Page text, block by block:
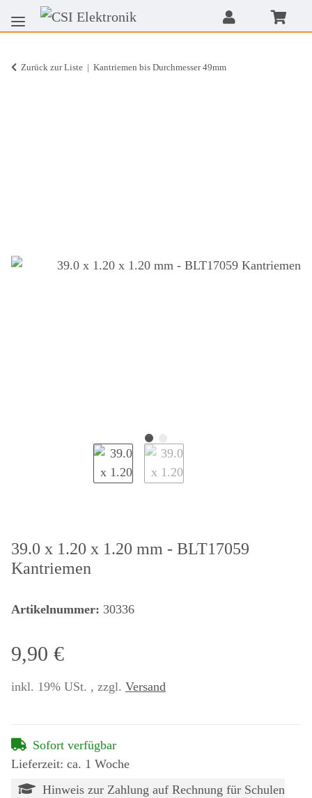
Zurück zur Liste Kantriemen bis Durchmesser 49mm
39.0 x 1.20 x 1.20 mm - BLT17059
Kantriemen
Artikelnummer: 30336
9,90 €
inkl. 19% USt. , zzgl. Versand
Sofort verfügbar
Lieferzeit: ca. 1 Woche
Hinweis zur Zahlung auf Rechnung für Schulen